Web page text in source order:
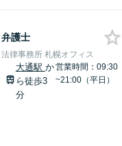
弁護士
律事務所 札幌オフィス
大通駅 か
ら徒歩3
分
営業時間：09:30
~21:00（平日）